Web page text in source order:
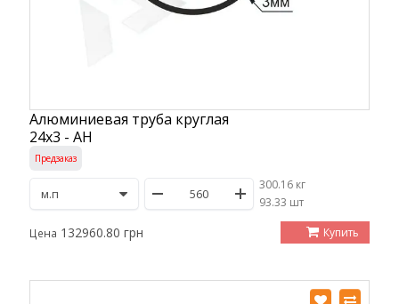
Алюминиевая труба круглая
24х3 - АН
Предзаказ
300.16 кг
/93.33 шт
Цена 132960.80 грн Купить